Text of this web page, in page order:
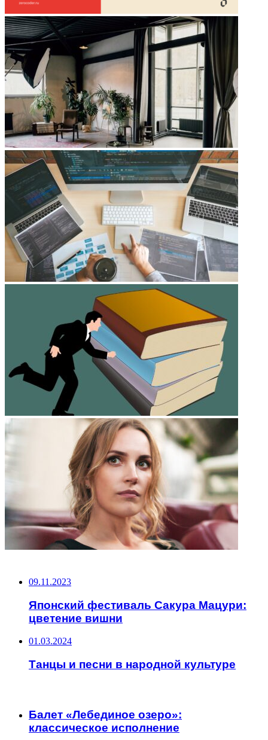
09.11.2023
Японский фестиваль Сакура Мацури:
цветение вишни
01.03.2024
Танцы и песни в народной культуре
Балет «Лебединое озеро»:
классическое исполнение